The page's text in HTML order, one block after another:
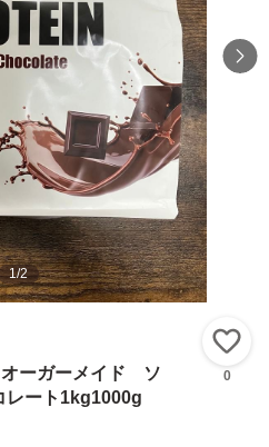
1/2
オーガーメイド ソ
レート1kg1000g
0